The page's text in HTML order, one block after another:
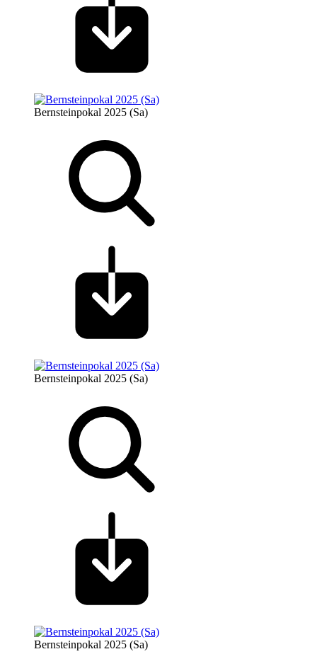
Bernsteinpokal 2025 (Sa)
Bernsteinpokal 2025 (Sa)
Bernsteinpokal 2025 (Sa)